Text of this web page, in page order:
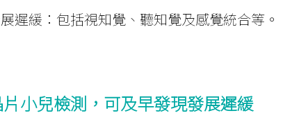
遲緩：包括視知覺、聽知覺及感覺統合等。
小兒檢測，可及早發現發展遲緩